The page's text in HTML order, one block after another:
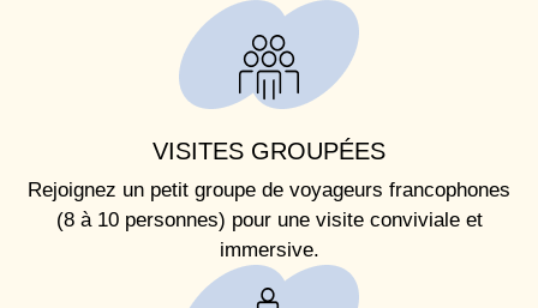
VISITES GROUPÉES
Rejoignez un petit groupe de voyageurs francophones
(8 à 10 personnes) pour une visite conviviale et
immersive.